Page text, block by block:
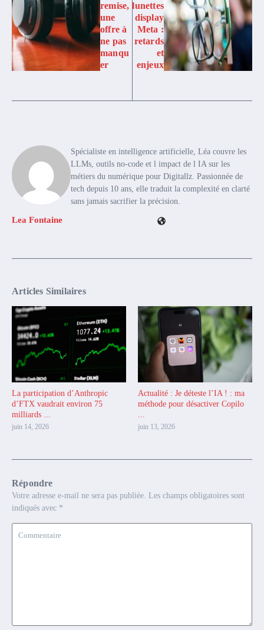
remise,
une
offre à
ne pas
manqu
er
lunettes
display
Meta :
retards
et
enjeux
Lea Fontaine
Spécialiste en intelligence artificielle, Léa couvre les
LLMs, outils no-code et l impact de l IA sur les
métiers du numérique pour Digitallz. Passionnée de
tech depuis 10 ans, elle traduit la complexité en clarté
sans jamais sacrifier la précision.
Articles Similaires
La participation d’Anthropic
d’FTX vaudrait environ 75
milliards ...
juin 14, 2026
Actualité : Je déteste l’IA ! : ma
méthode pour désactiver Copilo
...
juin 13, 2026
Répondre
Votre adresse e-mail ne sera pas publiée. Les champs obligatoires sont
indiqués avec *